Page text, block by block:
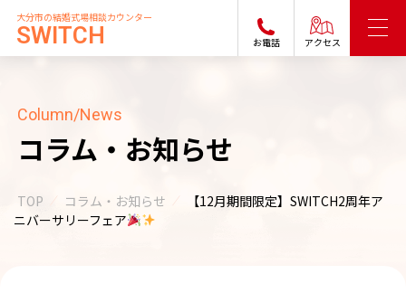
大分市の結婚式場相談カウンター
SWITCH お電話 アクセス
Column/News
コラム・お知らせ
TOP コラム・お知らせ
【12月期間限定】SWITCH2周年ア
ニバーサリーフェア